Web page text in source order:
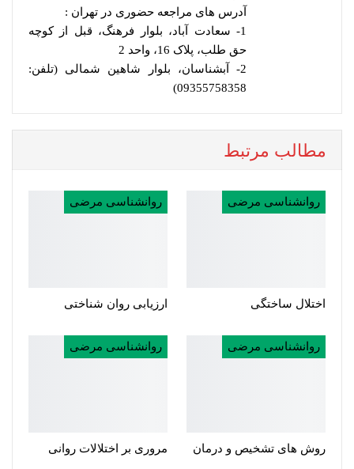
آدرس های مراجعه حضوری در تهران :
1- سعادت آباد، بلوار فرهنگ، قبل از کوچه
حق طلب، پلاک 16، واحد 2
2- آبشناسان، بلوار شاهین شمالی (تلفن:
09355758358)
مطالب مرتبط
روانشناسی مرضی
اختلال ساختگی
روانشناسی مرضی
ارزیابی روان شناختی
روانشناسی مرضی
روش های تشخیص و درمان
روانشناسی مرضی
مروری بر اختلالات روانی